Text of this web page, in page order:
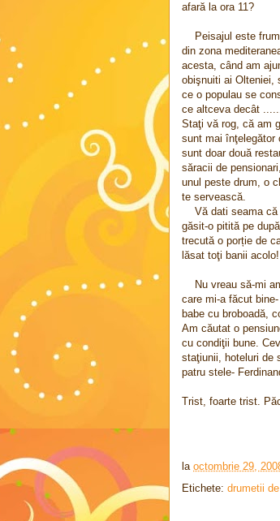
afară la ora 11?
Peisajul este
din zona
acesta, când am
obişnuiti ai Olteniei,
ce o populau se
ce altceva decât
Staţi vă rog, că am
sunt mai înţelegător
sunt doar două
săracii de
unul peste drum, o
te servească.
Vă dati seama
găsit-o pitită pe
trecută o porție de
lăsat toţi banii acolo!
Nu vreau să-mi
care mi-a făcut
babe cu broboadă,
Am căutat o
cu condiţii bune.
staţiunii, hoteluri de
patru stele-
Trist, foarte trist.
la octombrie 29,
Etichete: drumetii